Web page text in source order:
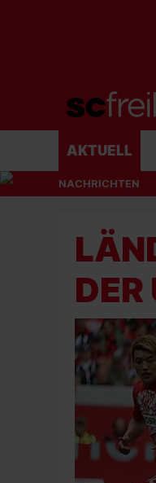
AKTUELL
NACHRICHTEN
DER